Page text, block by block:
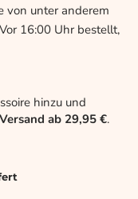
von unter anderem
16:00 Uhr bestellt,
hinzu und
ab 29,95 €.